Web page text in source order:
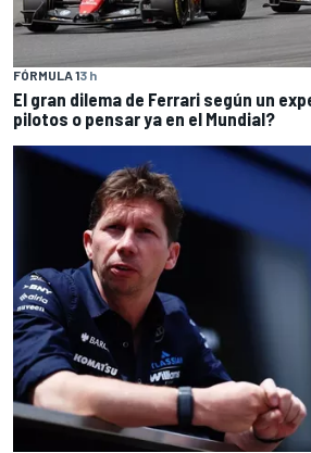
FÓRMULA 13 h
El gran dilema de Ferrari según un
pilotos o pensar ya en el Mundial?